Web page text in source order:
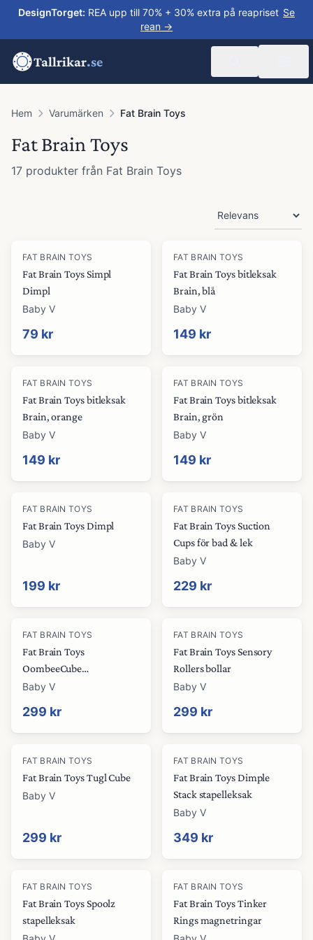
DesignTorget: REA upp till 70% + 30% extra på reapriset Se
rean →
Tallrikar.se
Hem Varumärken Fat Brain Toys
Fat Brain Toys
17 produkter från Fat Brain Toys
FAT BRAIN TOYS
Fat Brain Toys Simpl
Dimpl
Baby V
79 kr
FAT BRAIN TOYS
Fat Brain Toys bitleksak
Brain, blå
Baby V
149 kr
FAT BRAIN TOYS
Fat Brain Toys bitleksak
Brain, orange
Baby V
149 kr
FAT BRAIN TOYS
Fat Brain Toys bitleksak
Brain, grön
Baby V
149 kr
FAT BRAIN TOYS
Fat Brain Toys Dimpl
Baby V
199 kr
FAT BRAIN TOYS
Fat Brain Toys Suction
Cups för bad & lek
Baby V
229 kr
FAT BRAIN TOYS
Fat Brain Toys
OombeeCube
sorteringskub
Baby V
299 kr
FAT BRAIN TOYS
Fat Brain Toys Sensory
Rollers bollar
Baby V
299 kr
FAT BRAIN TOYS
Fat Brain Toys Tugl Cube
Baby V
299 kr
FAT BRAIN TOYS
Fat Brain Toys Dimple
Stack stapelleksak
Baby V
349 kr
FAT BRAIN TOYS
Fat Brain Toys Spoolz
stapelleksak
FAT BRAIN TOYS
Fat Brain Toys Tinker
Rings magnetringar